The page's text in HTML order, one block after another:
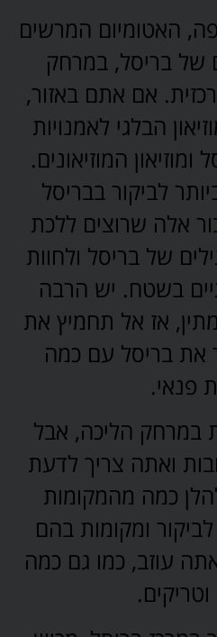
האטומיום המרשים
של בריסל, במרחק
אם אתם באזור,
הבלגי לאמנויות
ומוזיאון המוזיאונים.
לביקור בבריסל
אלה שרוצים ללכת
של בריסל ולחוות
בשטח. יש הרבה
אז אל תחמיץ את
את בריסל עם כמה
פנאי.
במרחק הליכה, אבל
ואתה צריך לדעת
כמה מהמקומות
לביקור ומקומות בהם
עוזב, כמו גם כמה